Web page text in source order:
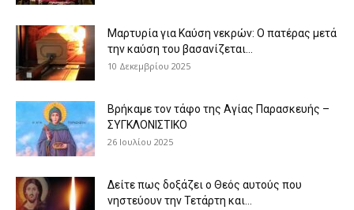
Μαρτυρία για Καύση νεκρών: Ο πατέρας μετά
την καύση του βασανίζεται...
10 Δεκεμβρίου 2025
Βρήκαμε τον τάφο της Αγίας Παρασκευής –
ΣΥΓΚΛΟΝΙΣΤΙΚΟ
26 Ιουλίου 2025
Δείτε πως δοξάζει ο Θεός αυτούς που
νηστεύουν την Τετάρτη και...